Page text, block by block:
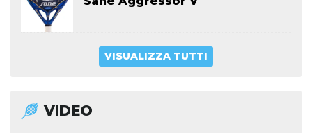
VISUALIZZA TUTTI
VIDEO